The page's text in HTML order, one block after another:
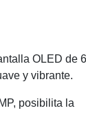
OLED de
y vibrante.
posibilita la